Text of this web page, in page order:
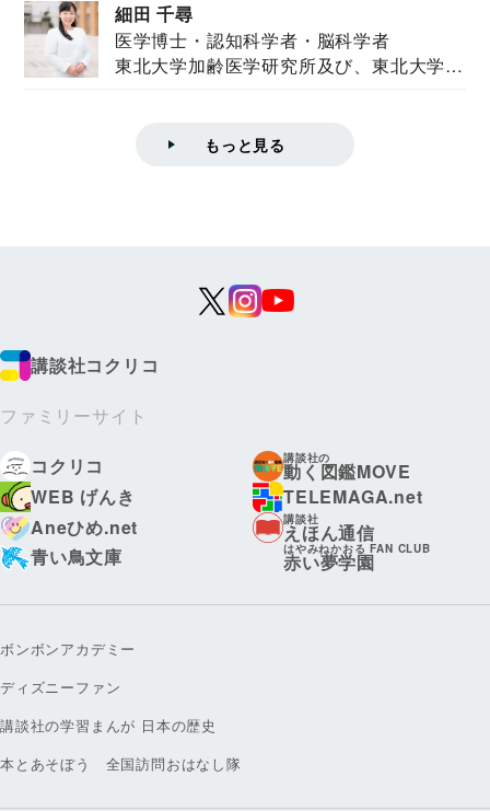
細田 千尋
医学博士・認知科学者・脳科学者
東北大学加齢医学研究所及び、東北大学大
もっと見る
講談社コクリコ
ファミリーサイト
コクリコ
講談社の
動く図鑑MOVE
WEB げんき
TELEMAGA.net
Aneひめ.net
講談社
えほん通信
青い鳥文庫
はやみねかおる FAN CLUB
赤い夢学園
ボンボンアカデミー
ディズニーファン
講談社の学習まんが 日本の歴史
本とあそぼう 全国訪問おはなし隊